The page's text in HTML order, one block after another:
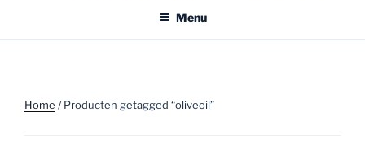
Menu
Home / Producten getagged “oliveoil”